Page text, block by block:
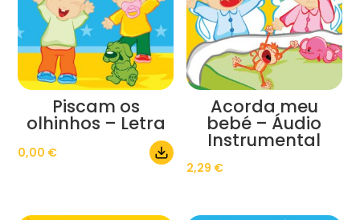
Piscam os
olhinhos – Letra
0,00 €
Acorda meu
bebé – Áudio
Instrumental
2,29 €